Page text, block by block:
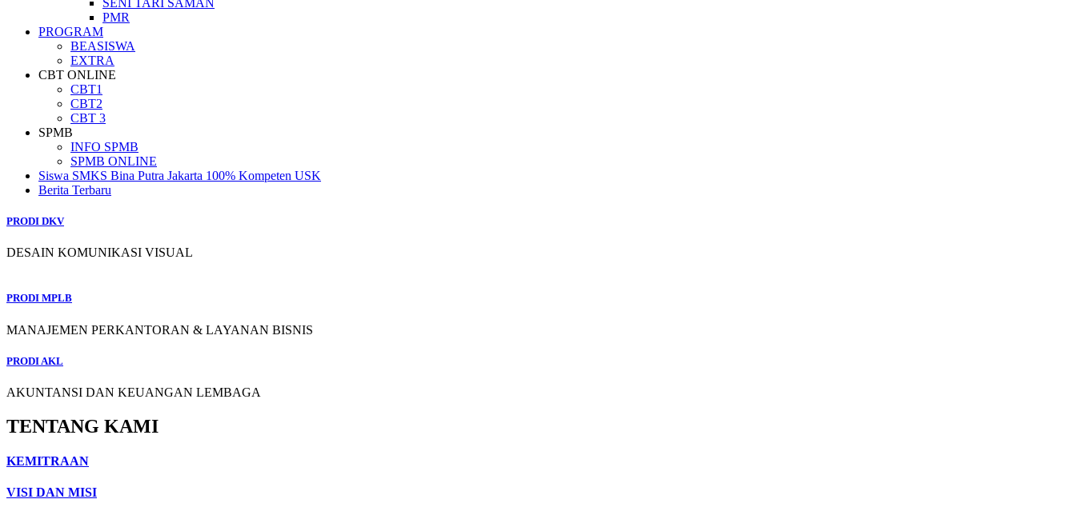
PMR
PROGRAM
BEASISWA
EXTRA
CBT ONLINE
CBT1
CBT2
CBT 3
SPMB
INFO SPMB
SPMB ONLINE
Siswa SMKS Bina Putra Jakarta 100% Kompeten USK
Berita Terbaru
PRODI DKV
DESAIN KOMUNIKASI VISUAL
PRODI MPLB
MANAJEMEN PERKANTORAN & LAYANAN BISNIS
PRODI AKL
AKUNTANSI DAN KEUANGAN LEMBAGA
TENTANG KAMI
KEMITRAAN
VISI DAN MISI